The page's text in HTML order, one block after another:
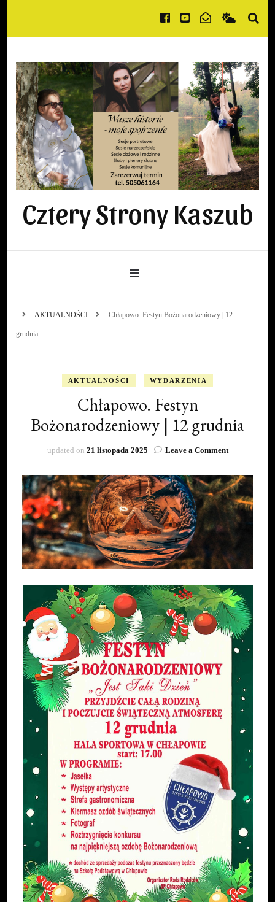
Cztery Strony Kaszub
AKTUALNOŚCI Chłapowo. Festyn Bożonarodzeniowy | 12
grudnia
AKTUALNOŚCI WYDARZENIA
Chłapowo. Festyn
Bożonarodzeniowy | 12 grudnia
updated on 21 listopada 2025 Leave a Commenton
Festyn
|
12
grudnia